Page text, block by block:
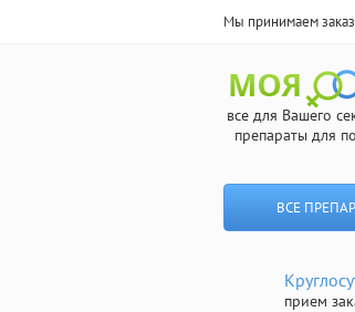
Мы принимаем
все для Вашего
препараты для
ВСЕ
прием